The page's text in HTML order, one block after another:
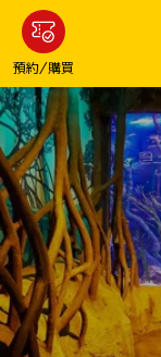
步
主
要
內
容
預約/購買